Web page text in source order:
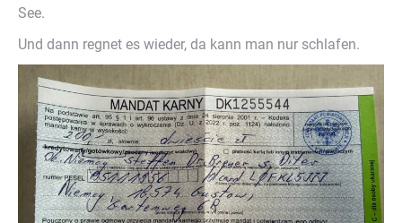
See.
Und dann regnet es wieder, da kann man nur schlafen.